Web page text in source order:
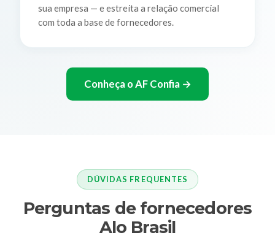
sua empresa — e estreita a relação comercial
com toda a base de fornecedores.
Conheça o AF Confia →
DÚVIDAS FREQUENTES
Perguntas de fornecedores
Alo Brasil